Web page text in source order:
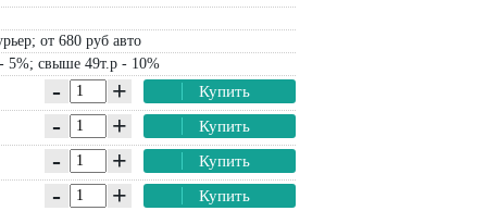
от 680 руб авто
5%; свыше 49т.р - 10%
- + Купить
- + Купить
- + Купить
- + Купить